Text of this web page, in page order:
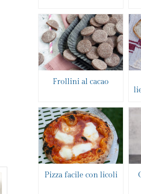
Frollini al cacao
Pizza facile con licoli